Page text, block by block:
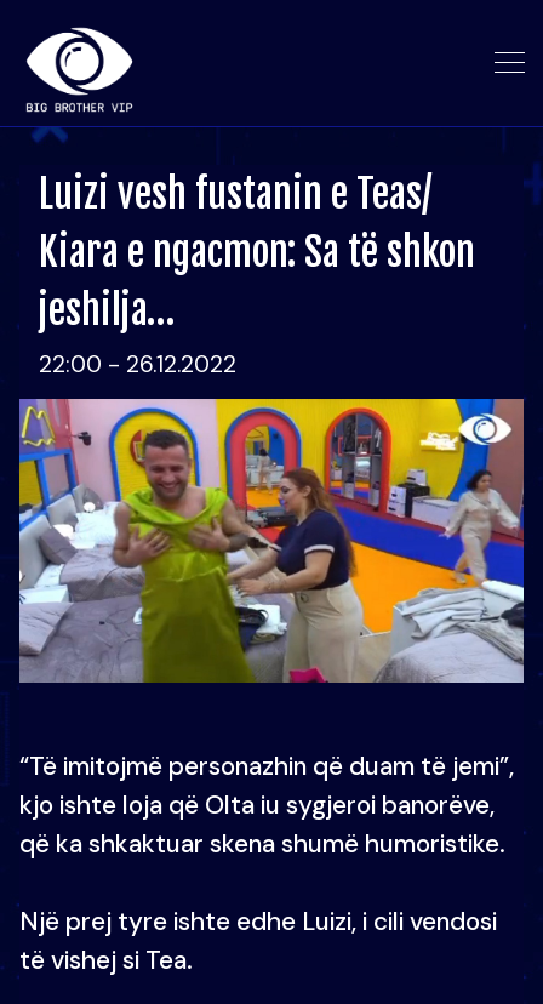
Luizi vesh fustanin e Teas/
Kiara e ngacmon: Sa të shkon
jeshilja…
22:00 - 26.12.2022
“Të imitojmë personazhin që duam të jemi”,
kjo ishte loja që Olta iu sygjeroi banorëve,
që ka shkaktuar skena shumë humoristike.
Një prej tyre ishte edhe Luizi, i cili vendosi
të vishej si Tea.